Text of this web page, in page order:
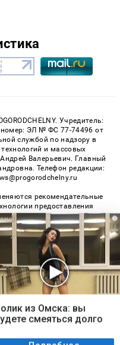
Учредитель:
ЭЛ № ФС 77-74496 от
службой по надзору в
и массовых
Валерьевич. Главный
Телефон редакции:
рекомендательные
предоставления
и анализа
пользователей сети
Российской
рекомендательных
сети«СМИ2» (PDF)
права защищены
сайта 16+
посещения сайта
обрабатываем
использованием
LiveInternet.
i
из Омска: вы
смеяться долго